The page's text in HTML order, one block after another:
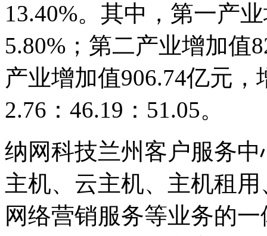
13.40%。其中，第一产
5.80%；第二产业增加值
产业增加值906.74亿元
2.76：46.19：51.05。
纳网科技兰州客户服务
主机、云主机、主机租
网络营销服务等业务的